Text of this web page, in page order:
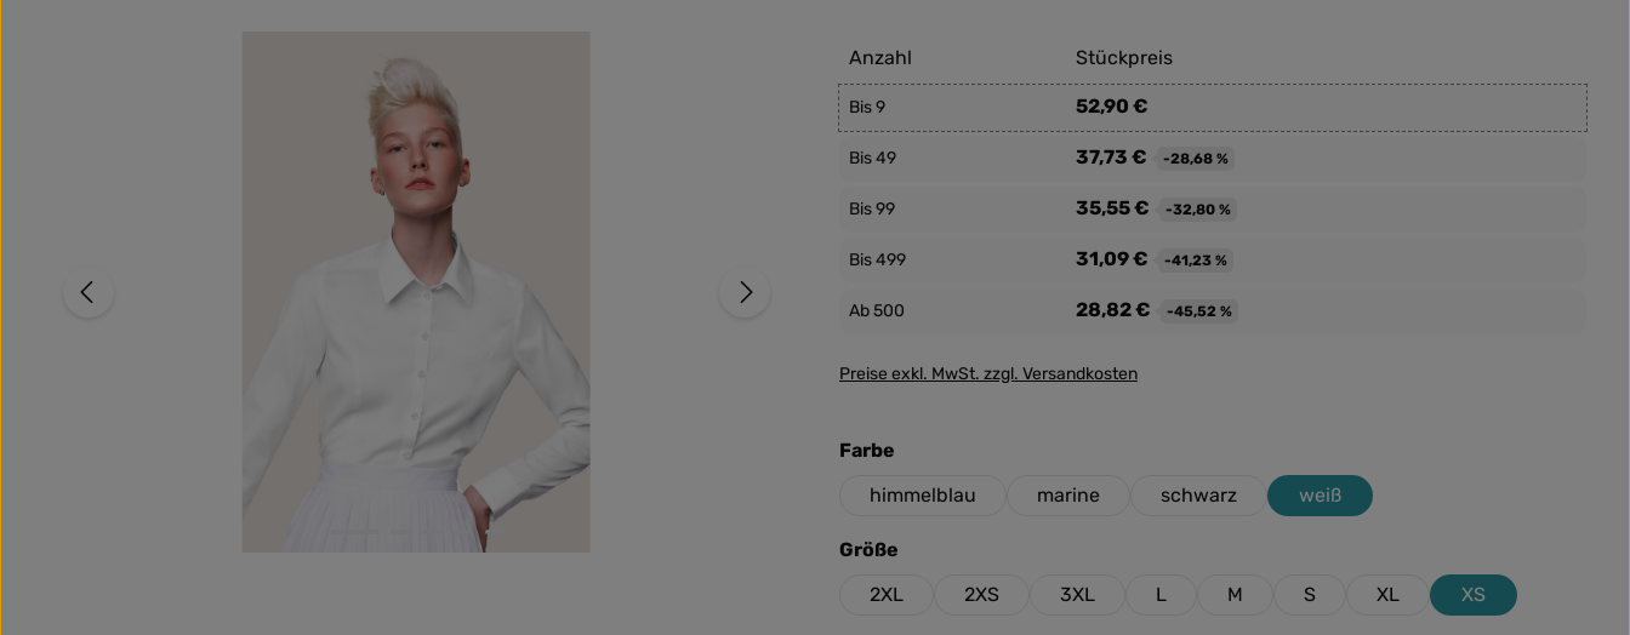
Anzahl Stückpreis
Bis9 52,90 €
Bis49 37,73 € -28,68 %
Bis99 35,55 € -32,80 %
Bis499 31,09 € -41,23 %
Ab500 28,82 € -45,52 %
Preise exkl. MwSt. zzgl. Versandkosten
Farbe
himmelblau
marine schwarz weiß
Größe
2XL
2XS 3XL L M S XL XS